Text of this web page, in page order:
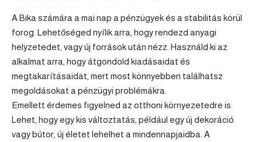
A Bika számára a mai nap a pénzügyek és a stabilitás körül
forog. Lehetőséged nyílik arra, hogy rendezd anyagi
helyzetedet, vagy új források után nézz. Használd ki az
alkalmat arra, hogy átgondold kiadásaidat és
megtakarításaidat, mert most könnyebben találhatsz
megoldásokat a pénzügyi problémákra.
Emellett érdemes figyelned az otthoni környezetedre is.
Lehet, hogy egy kis változtatás, például egy új dekoráció
vagy bútor, új életet lehelhet a mindennapjaidba. A